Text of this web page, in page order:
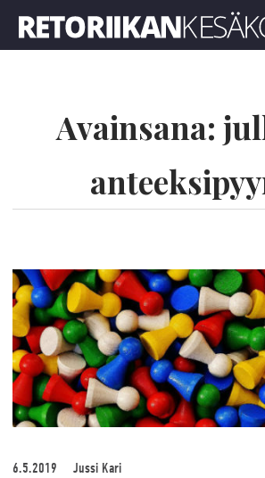
Avainsana:
6.5.2019 Jussi Kari